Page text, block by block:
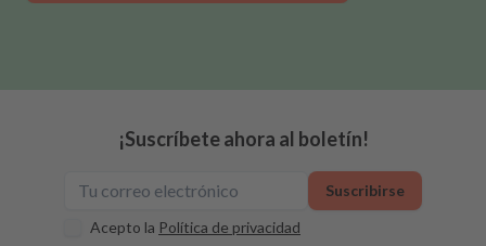
¡Suscríbete ahora al boletín!
Acepto la Política de privacidad
Suscribirse